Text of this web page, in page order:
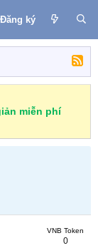
Đăng ký
miễn phí
VNB Token
0